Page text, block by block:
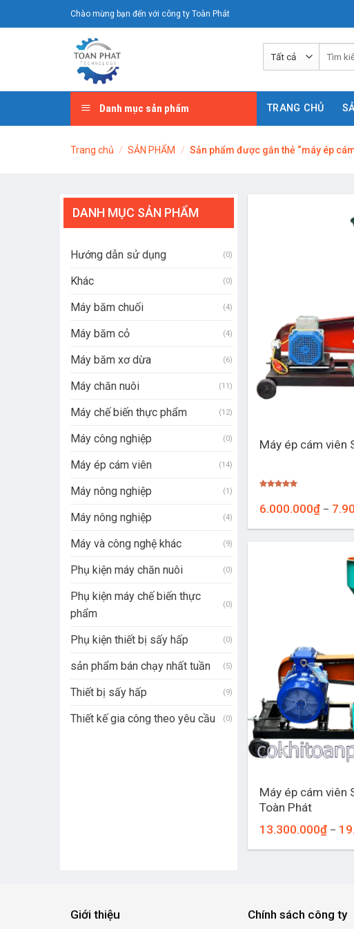
đến
Chào mừng bạn đến với công ty Toàn Phát
Danh mục sản phẩm TRANG CHỦ
Trang chủ / SẢN PHẨM / Sản phẩm được gắn thẻ “máy ép
DANH MỤC SẢN PHẨM
Hướng dẫn sử dụng (0)
Khác (0)
Máy băm chuối (4)
Máy băm cỏ (4)
Máy băm xơ dừa (6)
Máy chăn nuôi (11)
Máy chế biến thực phẩm (12)
Máy công nghiệp (0)
Máy ép cám viên (14)
Máy nông nghiệp (1)
Máy nông nghiệp (4)
Máy và công nghệ khác (9)
Phụ kiện máy chăn nuôi (0)
Phụ kiện máy chế biến thực
phẩm
(0)
Phụ kiện thiết bị sấy hấp (0)
sản phẩm bán chạy nhất tuần (5)
Thiết bị sấy hấp (9)
Thiết kế gia công theo yêu cầu (0)
Máy ép cám viên
5 sao
6.000.000₫ –
Máy ép cám viên
Toàn Phát
13.300.000₫ –
Giới thiệu Chính sách công ty